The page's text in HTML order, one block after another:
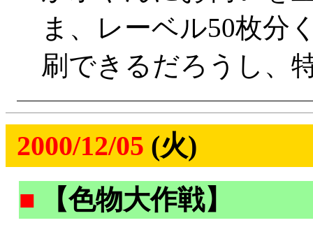
ま、レーベル50枚分
刷できるだろうし、
2000/12/05 (火)
■
【色物大作戦】